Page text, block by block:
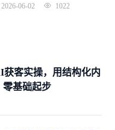
台策略的动态调整
2026-06-02 1022
客实操，用结构化内
零基础起步